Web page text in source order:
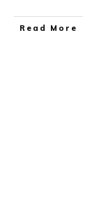
​Read More